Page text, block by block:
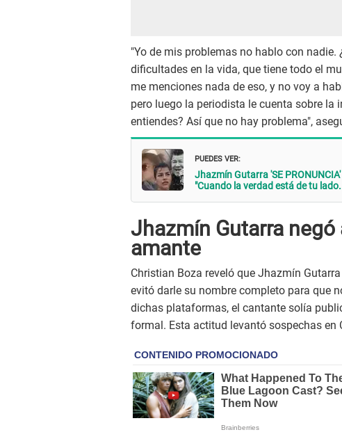
"Yo de mis problemas no hablo con
dificultades en la vida, que tiene todo el
me menciones nada de eso, y no voy a
pero luego la periodista le cuenta sobre la
entiendes? Así que no hay problema",
PUEDES VER:
Jhazmín Gutarra 'SE
"Cuando la verdad está de tu
Jhazmín Gutarra negó
amante
Christian Boza reveló que Jhazmín
evitó darle su nombre completo para que
dichas plataformas, el cantante solía
formal. Esta actitud levantó sospechas en